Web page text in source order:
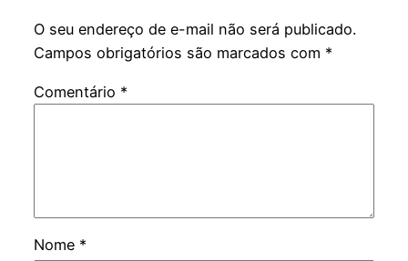
O seu endereço de e-mail não será publicado.
Campos obrigatórios são marcados com *
Comentário *
Nome *